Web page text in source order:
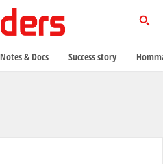
Notes & Docs Success story